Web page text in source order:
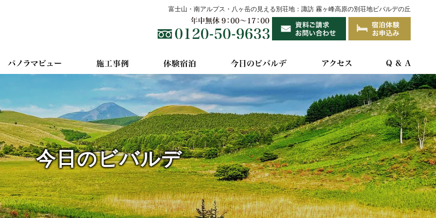
富士山・南アルプス・八ヶ岳の見える別荘地：諏訪 霧ヶ峰高原の別荘地ビバルデの丘
今日のビバルデ